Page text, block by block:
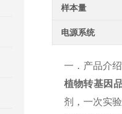
样本量
电源系统
一．产品介
植物转基因
剂，一次实